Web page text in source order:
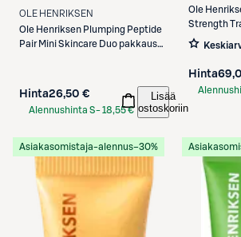
OLE HENRIKSEN
Ole Henriksen Plumping Peptide
Pair Mini Skincare Duo pakkaus
Hinta26,50 €
Alennushinta S-18,55 €
Lisää
ostoskoriin
Ole
Strength
Moisturizer
Hinta
Asiakasomistaja-alennus−30%